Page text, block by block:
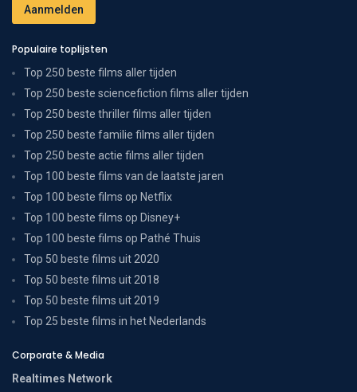
Populaire toplijsten
Top 250 beste films aller tijden
Top 250 beste sciencefiction films aller tijden
Top 250 beste thriller films aller tijden
Top 250 beste familie films aller tijden
Top 250 beste actie films aller tijden
Top 100 beste films van de laatste jaren
Top 100 beste films op Netflix
Top 100 beste films op Disney+
Top 100 beste films op Pathé Thuis
Top 50 beste films uit 2020
Top 50 beste films uit 2018
Top 50 beste films uit 2019
Top 25 beste films in het Nederlands
Corporate & Media
Realtimes Network